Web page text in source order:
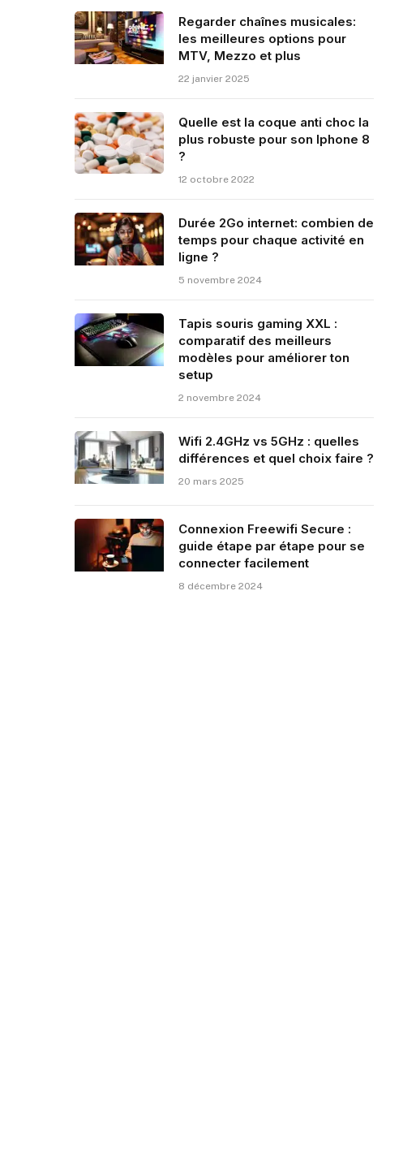
Regarder chaînes musicales:
les meilleures options pour
MTV, Mezzo et plus
22 janvier 2025
Quelle est la coque anti choc la
plus robuste pour son Iphone 8
?
12 octobre 2022
Durée 2Go internet: combien de
temps pour chaque activité en
ligne ?
5 novembre 2024
Tapis souris gaming XXL :
comparatif des meilleurs
modèles pour améliorer ton
setup
2 novembre 2024
Wifi 2.4GHz vs 5GHz : quelles
différences et quel choix faire ?
20 mars 2025
Connexion Freewifi Secure :
guide étape par étape pour se
connecter facilement
8 décembre 2024